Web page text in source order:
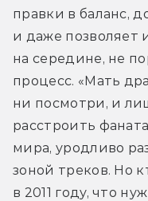
правки в баланс,
и даже
на середине, не
процесс. «Мать
ни посмотри, и
расстроить
мира, уродливо
зоной треков. Но
в 2011 году, что